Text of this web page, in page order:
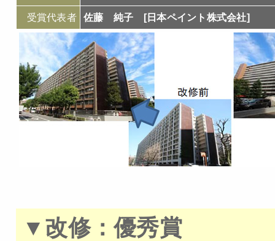
受賞代表者 佐藤 純子 [日本ペイント株式会社]
▼ 改修：優秀賞